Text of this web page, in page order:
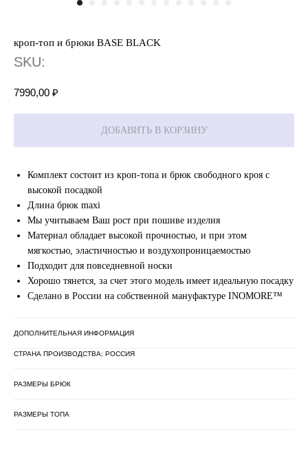
кроп-топ и брюки BASE BLACK
SKU:
7990,00 ₽
ДОБАВИТЬ В КОРЗИНУ
Комплект состоит из кроп-топа и брюк свободного кроя с
высокой посадкой
Длина брюк maxi
Мы учитываем Ваш рост при пошиве изделия
Материал обладает высокой прочностью, и при этом
мягкостью, эластичностью и воздухопроницаемостью
Подходит для повседневной носки
Хорошо тянется, за счет этого модель имеет идеальную посадку
Сделано в России на собственной мануфактуре INOMORE™
ДОПОЛНИТЕЛЬНАЯ ИНФОРМАЦИЯ
СТРАНА ПРОИЗВОДСТВА: РОССИЯ
РАЗМЕРЫ БРЮК
РАЗМЕРЫ ТОПА